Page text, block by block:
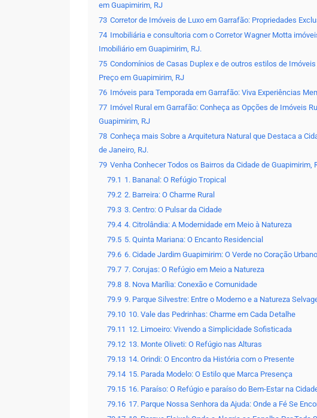
em Guapimirim, RJ
73 Corretor de Imóveis de Luxo em Garrafão: Propriedades
74 Imobiliária e consultoria com o Corretor Wagner Motta
Imobiliário em Guapimirim, RJ.
75 Condomínios de Casas Duplex e de outros estilos de
Preço em Guapimirim, RJ
76 Imóveis para Temporada em Garrafão: Viva Experiências
77 Imóvel Rural em Garrafão: Conheça as Opções de Imóveis
Guapimirim, RJ
78 Conheça mais Sobre a Arquitetura Natural que Destaca a
de Janeiro, RJ.
79 Venha Conhecer Todos os Bairros da Cidade de Guapimirim,
79.1 1. Bananal: O Refúgio Tropical
79.2 2. Barreira: O Charme Rural
79.3 3. Centro: O Pulsar da Cidade
79.4 4. Citrolândia: A Modernidade em Meio à Natureza
79.5 5. Quinta Mariana: O Encanto Residencial
79.6 6. Cidade Jardim Guapimirim: O Verde no Coração Urbano
79.7 7. Corujas: O Refúgio em Meio a Natureza
79.8 8. Nova Marília: Conexão e Comunidade
79.9 9. Parque Silvestre: Entre o Moderno e a Natureza
79.10 10. Vale das Pedrinhas: Charme em Cada Detalhe
79.11 12. Limoeiro: Vivendo a Simplicidade Sofisticada
79.12 13. Monte Oliveti: O Refúgio nas Alturas
79.13 14. Orindi: O Encontro da História com o Presente
79.14 15. Parada Modelo: O Estilo que Marca Presença
79.15 16. Paraíso: O Refúgio e paraíso do Bem-Estar na
79.16 17. Parque Nossa Senhora da Ajuda: Onde a Fé Se